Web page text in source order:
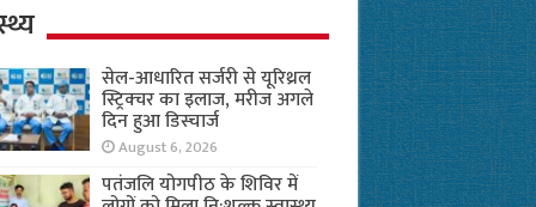
सेल-आधारित सर्जरी से यूरिथ्रल
स्ट्रिक्चर का इलाज, मरीज अगले
दिन हुआ डिस्चार्ज
August 6, 2026
पतंजलि योगपीठ के शिविर में